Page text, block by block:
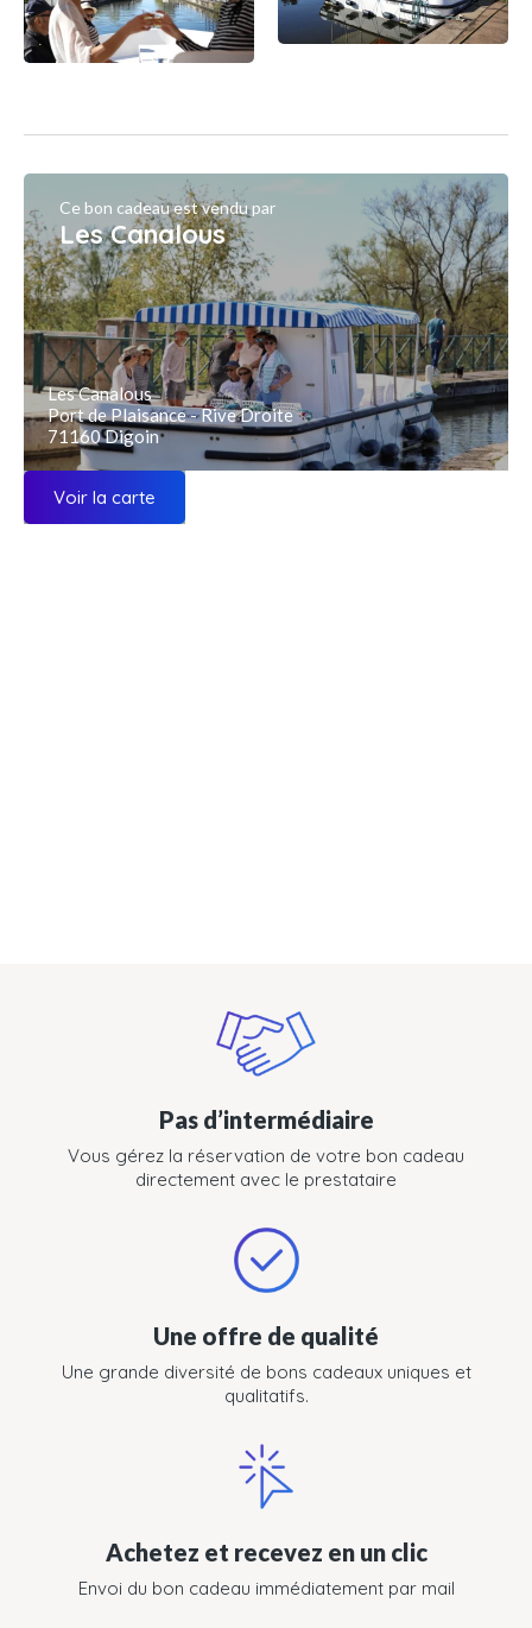
Ce bon cadeau est vendu par
Les Canalous
Les Canalous
Port de Plaisance - Rive Droite
71160 Digoin
Voir la carte
Pas d’intermédiaire
Vous gérez la réservation de votre bon cadeau
directement avec le prestataire
Une offre de qualité
Une grande diversité de bons cadeaux uniques et
qualitatifs.
Achetez et recevez en un clic
Envoi du bon cadeau immédiatement par mail